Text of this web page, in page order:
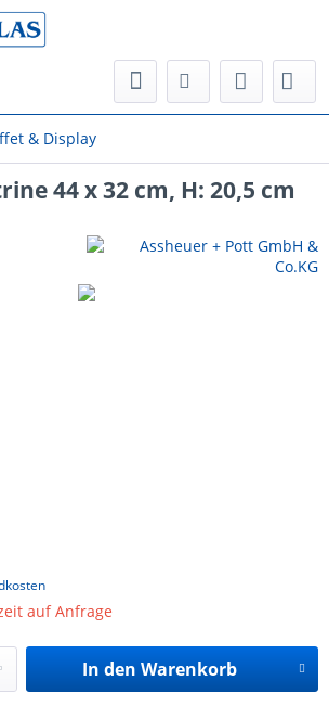
& Display
44 x 32 cm, H: 20,5 cm
auf Anfrage
In den Warenkorb